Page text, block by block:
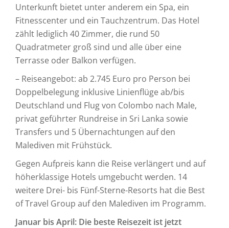
Unterkunft bietet unter anderem ein Spa, ein
Fitnesscenter und ein Tauchzentrum. Das Hotel
zählt lediglich 40 Zimmer, die rund 50
Quadratmeter groß sind und alle über eine
Terrasse oder Balkon verfügen.
– Reiseangebot: ab 2.745 Euro pro Person bei
Doppelbelegung inklusive Linienflüge ab/bis
Deutschland und Flug von Colombo nach Male,
privat geführter Rundreise in Sri Lanka sowie
Transfers und 5 Übernachtungen auf den
Malediven mit Frühstück.
Gegen Aufpreis kann die Reise verlängert und auf
höherklassige Hotels umgebucht werden. 14
weitere Drei- bis Fünf-Sterne-Resorts hat die Best
of Travel Group auf den Malediven im Programm.
Januar bis April: Die beste Reisezeit ist jetzt